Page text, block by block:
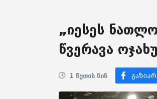
„იესეს
წვერავა
1 წუთის წინ